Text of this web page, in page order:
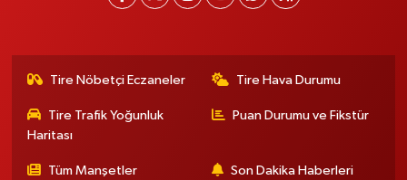
Tire Nöbetçi Eczaneler Tire Hava Durumu
Tire Trafik Yoğunluk
Haritası
Puan Durumu ve Fikstür
Tüm Manşetler Son Dakika Haberleri